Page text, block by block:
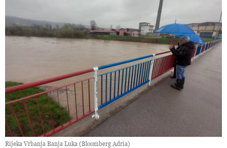
Rijeka Vrbanja Banja Luka (Bloomberg Adria)